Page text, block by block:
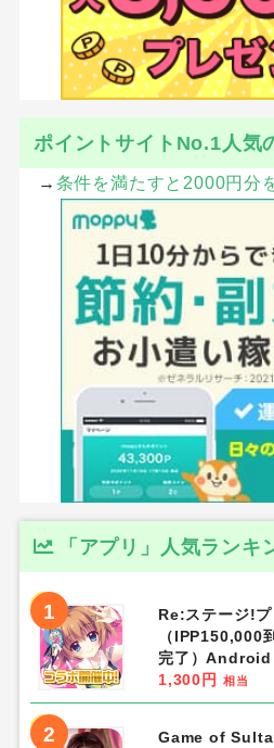
ポイントサイトNo.1人気
→ 条件を満たすと2000円分
「アプリ」人気ランキ
1
Re:ステージ!
（IPP150,000
完了）Android
1,300円
相当
2
Game of